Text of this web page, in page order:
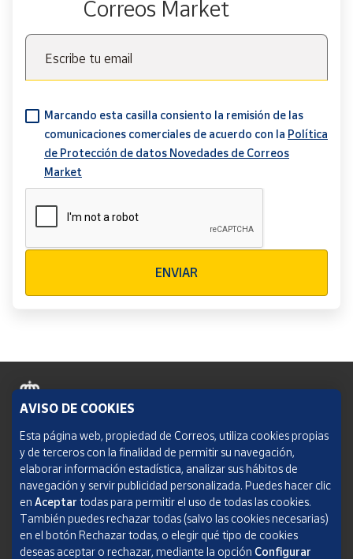
Correos Market
Escribe tu email
Marcando esta casilla consiento la remisión de las
comunicaciones comerciales de acuerdo con la Política
de Protección de datos Novedades de Correos
Market
ENVIAR
Política de cookies
Aviso legal
Condiciones del servicio
Política de Privacidad Web
AVISO DE COOKIES
Esta página web, propiedad de Correos, utiliza cookies propias
y de terceros con la finalidad de permitir su navegación,
elaborar información estadística, analizar sus hábitos de
navegación y servir publicidad personalizada. Puedes hacer clic
en Aceptar todas para permitir el uso de todas las cookies.
También puedes rechazar todas (salvo las cookies necesarias)
en el botón Rechazar todas, o elegir qué tipo de cookies
deseas aceptar o rechazar, mediante la opción Configurar